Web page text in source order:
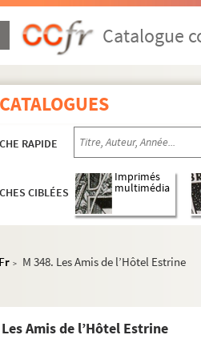
Catalogue
RAPIDE
CIBLÉES
Imprimés
multimédia
> M 348. Les Amis de l’Hôtel Estrine
Amis de l’Hôtel Estrine